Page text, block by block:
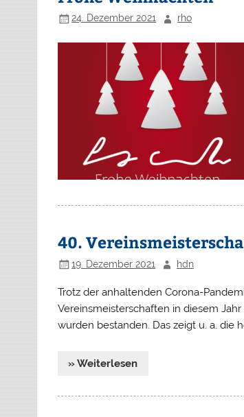
24. Dezember 2021 rho
40.
19. Dezember 2021 hdn
Trotz der anhaltenden Corona-
Vereinsmeisterschaften in diesem
wurden bestanden. Das zeigt u. a. die
» Weiterlesen